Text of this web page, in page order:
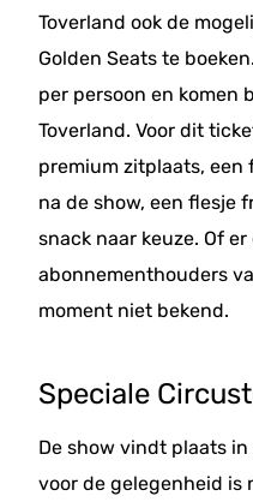
Toverland ook de
Golden Seats te
per persoon en komen
Toverland. Voor dit
premium zitplaats, een
na de show, een flesje
snack naar keuze. Of
abonnementhouders
moment niet bekend.
Speciale
De show vindt plaats
voor de gelegenheid is